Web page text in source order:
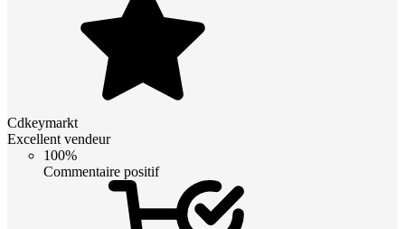
Cdkeymarkt
Excellent vendeur
100%
Commentaire positif